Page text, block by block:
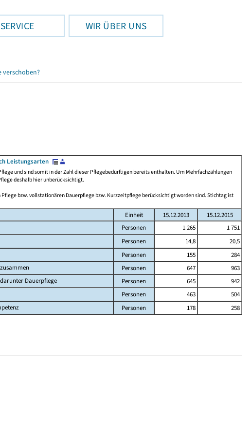
SERVICE WIR ÜBER UNS
verschoben?
Leistungsarten
und sind somit in der Zahl dieser Pflegebedürftigen bereits enthalten. Um Mehrfachzählungen
deshalb hier unberücksichtigt.
bzw. vollstationären Dauerpflege bzw. Kurzzeitpflege berücksichtigt worden sind. Stichtag ist
Einheit 15.12.2013
15.12.2015
Personen 1 265
1 751
Personen 14,8
20,5
Personen 155
284
zusammen Personen 647
963
darunter Dauerpflege
Personen 645
942
Personen 463
504
Personen 178 258